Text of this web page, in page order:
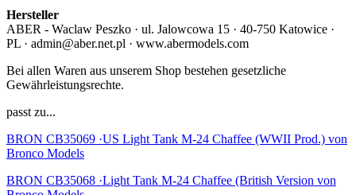
Hersteller
ABER - Waclaw Peszko · ul. Jalowcowa 15 · 40-750 Katowice ·
PL · admin@aber.net.pl · www.abermodels.com
Bei allen Waren aus unserem Shop bestehen gesetzliche
Gewährleistungsrechte.
passt zu...
BRON CB35069 ·US Light Tank M-24 Chaffee (WWII Prod.) von
Bronco Models
BRON CB35068 ·Light Tank M-24 Chaffee (British Version von